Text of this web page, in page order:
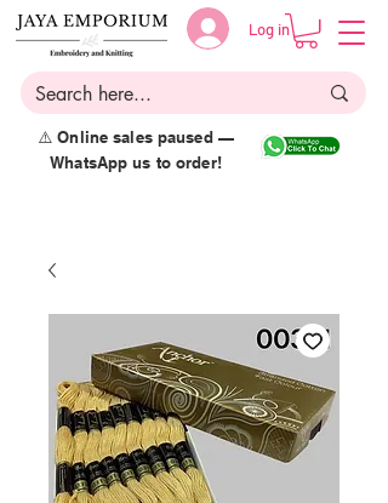
Log in
⚠️ Online sales paused —
WhatsApp us to order!